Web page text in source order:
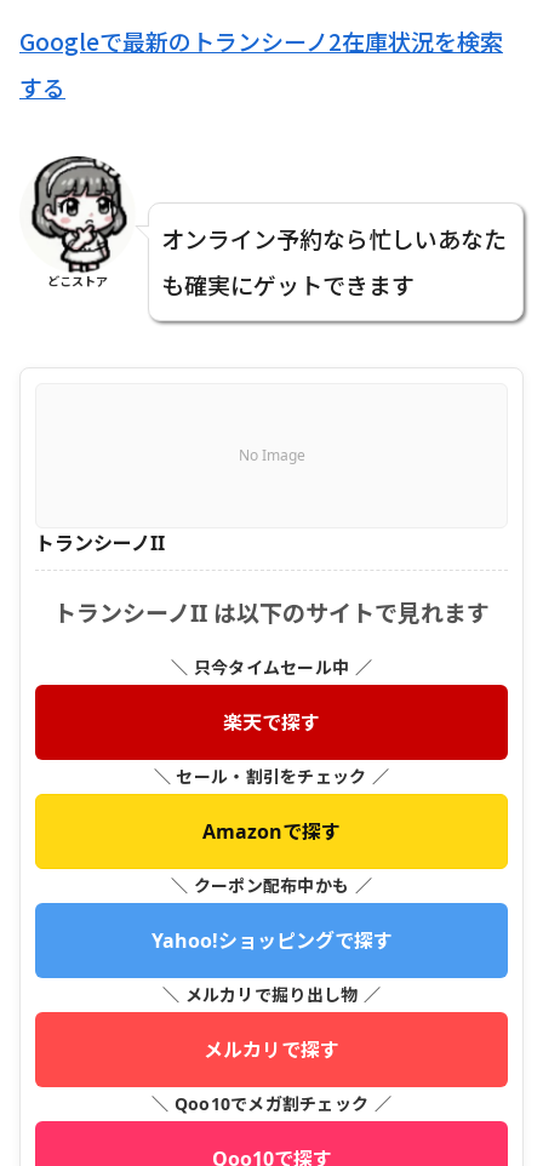
Googleで最新のトランシーノ2在庫状況を検索
する
どこストア
オンライン予約なら忙しいあなた
も確実にゲットできます
No Image
トランシーノII
トランシーノII は以下のサイトで見れます
＼ 只今タイムセール中 ／
楽天で探す
＼ セール・割引をチェック ／
Amazonで探す
＼ クーポン配布中かも ／
Yahoo!ショッピングで探す
＼ メルカリで掘り出し物 ／
メルカリで探す
＼ Qoo10でメガ割チェック ／
Qoo10で探す